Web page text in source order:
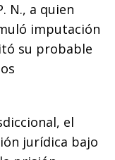
N., a quien
imputación
su probable
el
jurídica bajo